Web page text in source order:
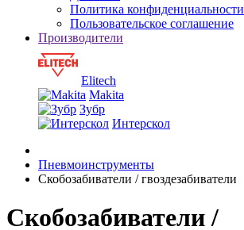
Политика конфиденциальности
Пользовательское соглашение
Производители
Elitech
Makita
Зубр
Интерскол
Пневмоинструменты
Скобозабиватели / гвоздезабиватели
Скобозабиватели /